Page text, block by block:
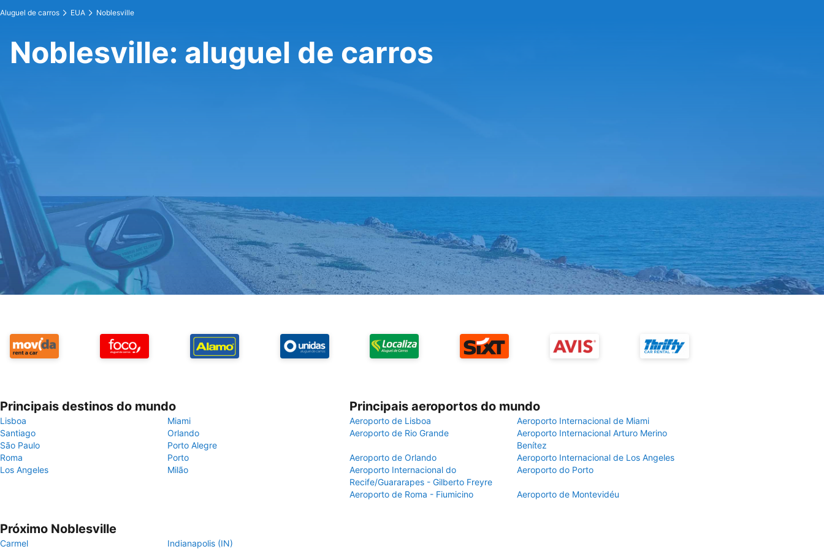
Aluguel de carros EUA Noblesville
Noblesville: aluguel de carros
Principais destinos do mundo
Lisboa
Miami
Santiago
Orlando
São Paulo
Porto Alegre
Roma
Porto
Los Angeles
Milão
Principais aeroportos do mundo
Aeroporto de Lisboa
Aeroporto Internacional de Miami
Aeroporto de Rio Grande
Aeroporto Internacional Arturo Merino
Benítez
Aeroporto de Orlando
Aeroporto Internacional de Los Angeles
Aeroporto Internacional do
Recife/Guararapes - Gilberto Freyre
Aeroporto do Porto
Aeroporto de Roma - Fiumicino Aeroporto de Montevidéu
Próximo Noblesville
Carmel Indianapolis (IN)